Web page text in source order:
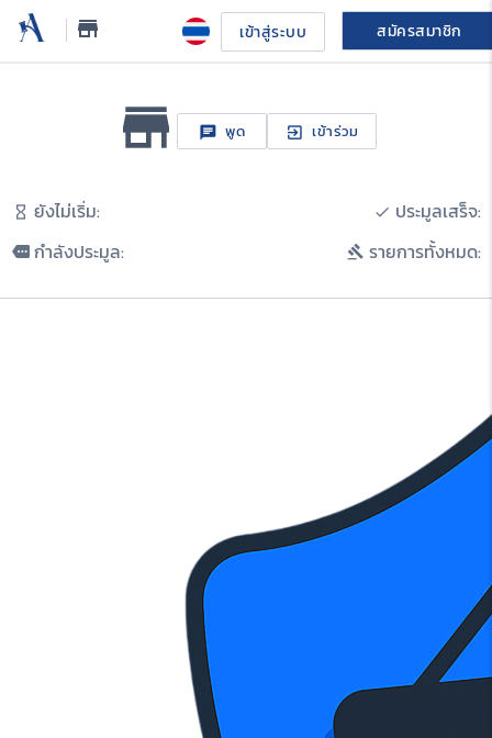
store_mall_directory เข้าสู่ระบบ สมัครสมาชิก
store_mall_directory chat exit_to_app เข้าร่วม
hourglass_empty ยังไม่เริ่ม:
more กำลังประมูล:
done ประมูลเสร็จ:
gavel รายการทั้งหมด: